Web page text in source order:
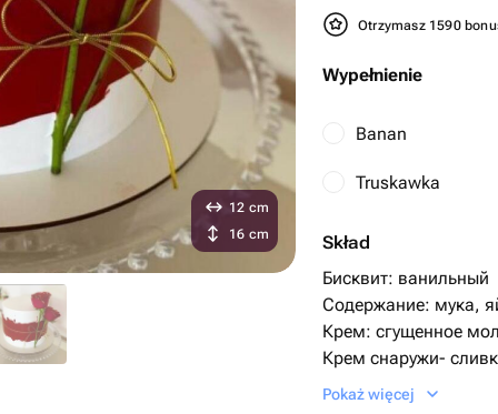
Otrzymasz 1590
Wypełnienie
Banan
Truskawka
Skład
Бисквит: ванильный
Содержание: мука,
Крем: сгущенное
Крем снаружи-
Начинка: с
Pokaż więcej
12 cm
16 cm